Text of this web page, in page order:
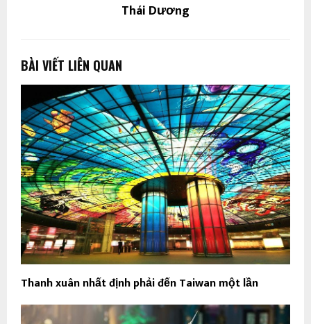
Thái Dương
BÀI VIẾT LIÊN QUAN
Thanh xuân nhất định phải đến Taiwan một lần